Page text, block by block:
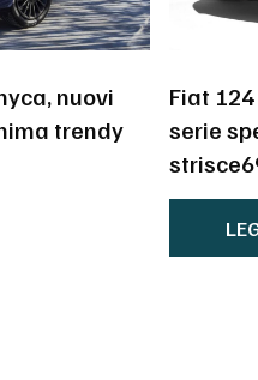
nuovi
trendy
Fiat
serie